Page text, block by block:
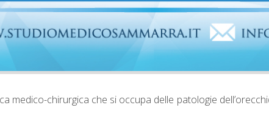
medico-chirurgica che si occupa delle patologie